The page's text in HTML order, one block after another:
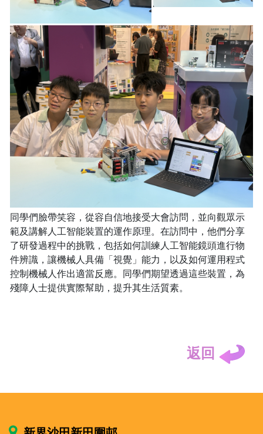
同學們臉帶笑容，從容自信地接受大會訪問，並向觀眾示
範及講解人工智能裝置的運作原理。在訪問中，他們分享
了研發過程中的挑戰，包括如何訓練人工智能鏡頭進行物
件辨識，讓機械人具備「視覺」能力，以及如何運用程式
控制機械人作出適當反應。同學們期望透過這些裝置，為
殘障人士提供實際幫助，提升其生活質素。
返回